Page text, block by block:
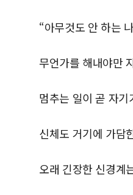
“아무것도 안 하는
무언가를 해내야만
멈추는 일이 곧 자
신체도 거기에 가담
오래 긴장한 신경계